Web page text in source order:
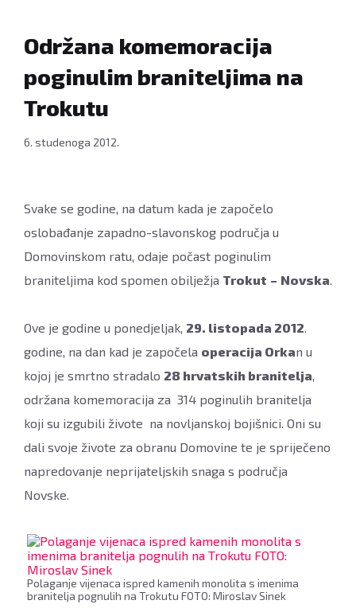
Miroslav
Sinek
Održana komemoracija
poginulim braniteljima na
Trokutu
6. studenoga 2012.
Svake se godine, na datum kada je započelo
oslobađanje zapadno-slavonskog područja u
Domovinskom ratu, odaje počast poginulim
braniteljima kod spomen obilježja Trokut – Novska
Ove je godine u ponedjeljak, 29. listopada 2012
godine, na dan kad je započela operacija Orkan u
kojoj je smrtno stradalo 28 hrvatskih branitelja
održana komemoracija za 314 poginulih branitelja
koji su izgubili živote na novljanskoj bojišnici. Oni su
dali svoje živote za obranu Domovine te je spriječeno
napredovanje neprijateljskih snaga s područja
Novske.
Polaganje vijenaca ispred kamenih monolita s imenima
branitelja pognulih na Trokutu FOTO: Miroslav Sinek